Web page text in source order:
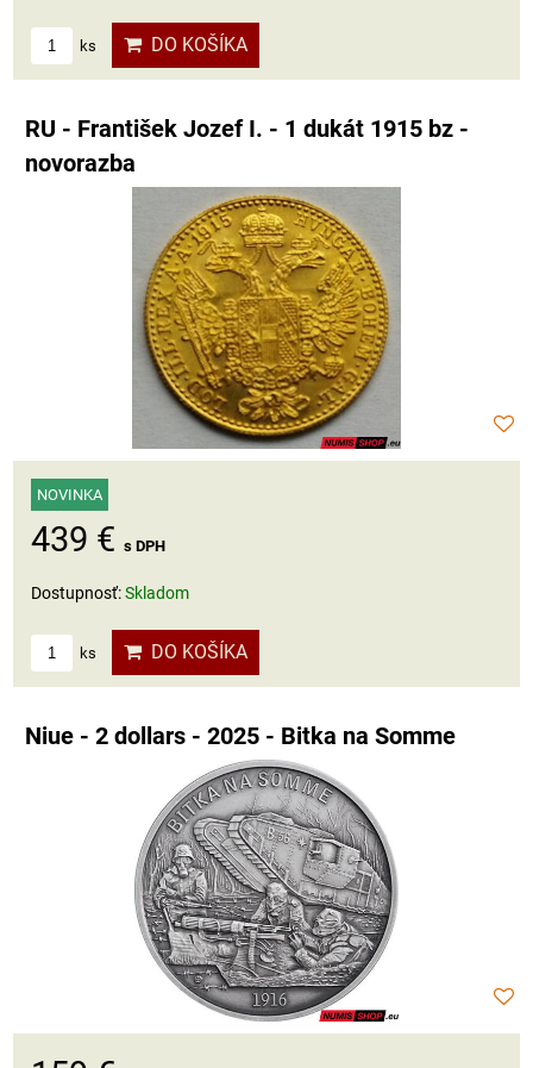
ks DO KOŠÍKA
RU - František Jozef I. - 1 dukát 1915 bz -
novorazba
NOVINKA
439 € s DPH
Dostupnosť:Skladom
ks DO KOŠÍKA
Niue - 2 dollars - 2025 - Bitka na Somme